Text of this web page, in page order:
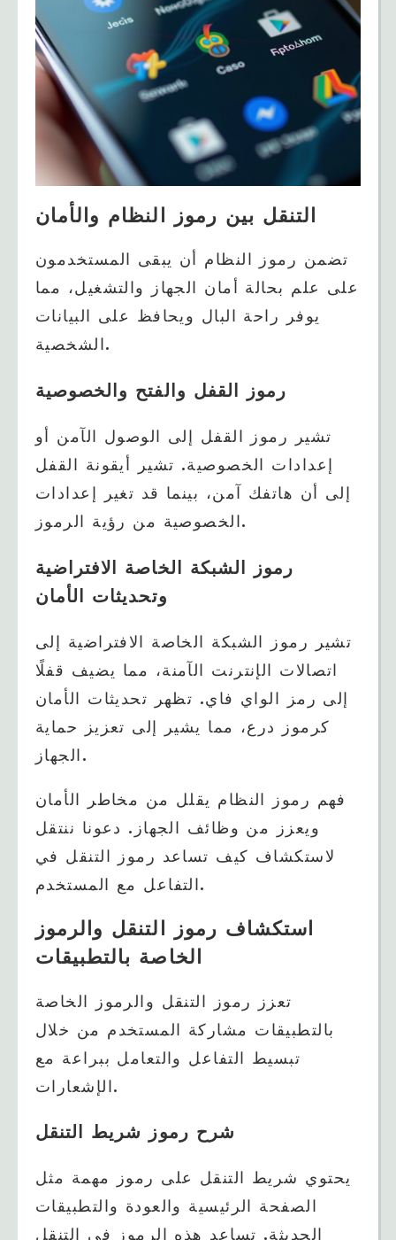
التنقل بين رموز النظام والأمان
تضمن رموز النظام أن يبقى المستخدمون
على علم بحالة أمان الجهاز والتشغيل، مما
يوفر راحة البال ويحافظ على البيانات
الشخصية.
رموز القفل والفتح والخصوصية
تشير رموز القفل إلى الوصول الآمن أو
إعدادات الخصوصية. تشير أيقونة القفل
إلى أن هاتفك آمن، بينما قد تغير إعدادات
الخصوصية من رؤية الرموز.
رموز الشبكة الخاصة الافتراضية
وتحديثات الأمان
تشير رموز الشبكة الخاصة الافتراضية إلى
اتصالات الإنترنت الآمنة، مما يضيف قفلًا
إلى رمز الواي فاي. تظهر تحديثات الأمان
كرموز درع، مما يشير إلى تعزيز حماية
الجهاز.
فهم رموز النظام يقلل من مخاطر الأمان
ويعزز من وظائف الجهاز. دعونا ننتقل
لاستكشاف كيف تساعد رموز التنقل في
التفاعل مع المستخدم.
استكشاف رموز التنقل والرموز
الخاصة بالتطبيقات
تعزز رموز التنقل والرموز الخاصة
بالتطبيقات مشاركة المستخدم من خلال
تبسيط التفاعل والتعامل ببراعة مع
الإشعارات.
شرح رموز شريط التنقل
يحتوي شريط التنقل على رموز مهمة مثل
الصفحة الرئيسية والعودة والتطبيقات
الحديثة. تساعد هذه الرموز في التنقل